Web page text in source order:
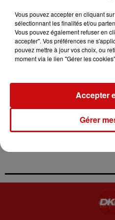
31 juillet 2026
LA 77E
COLMAR
PENDANT
la 77e Foire
30 juillet 2026
LA
SUR LE...
La
Vous pouvez accepter en cliquant
sélectionnant les finalités et/ou
Vous pouvez également refuser en
accepter". Vos préférences ne
pouvez mettre à jour vos choix, ou
moment via le lien "Gérer les
Gérer
Accepter